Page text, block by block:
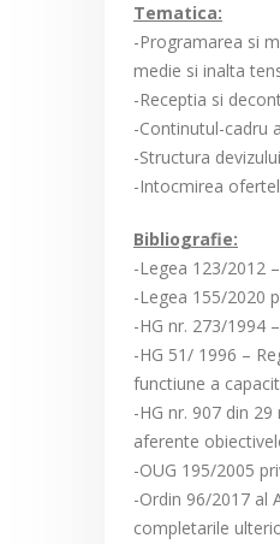
Tematica:
-Programarea si
medie si inalta
-Receptia si
-Continutul-cadru
-Structura
-Intocmirea
Bibliografie:
-Legea 123/2012
-Legea 155/2020
-HG nr. 273/1994
-HG 51/ 1996 –
functiune a
-HG nr. 907 din
aferente
-OUG 195/2005
-Ordin 96/2017 al
completarile